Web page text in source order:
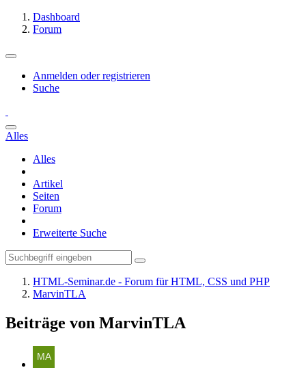
Dashboard
Forum
Anmelden oder registrieren
Suche
Alles
Alles
Artikel
Seiten
Forum
Erweiterte Suche
HTML-Seminar.de - Forum für HTML, CSS und PHP
MarvinTLA
Beiträge von MarvinTLA